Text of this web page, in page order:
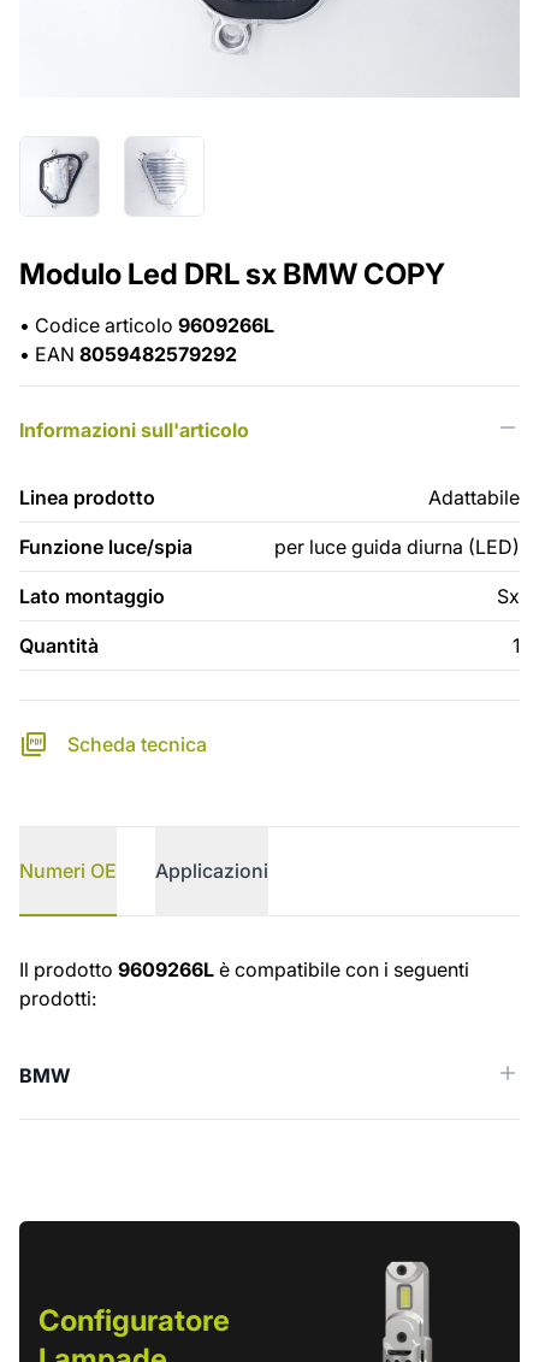
Modulo Led DRL sx BMW COPY
• Codice articolo 9609266L
• EAN 8059482579292
Informazioni sull'articolo
Linea prodotto Adattabile
Funzione luce/spia per luce guida diurna (LED)
Lato montaggio Sx
Quantità 1
Scheda tecnica
Numeri OE Applicazioni
Numeri OE
Il prodotto 9609266L è compatibile con i seguenti
prodotti:
BMW
Configuratore